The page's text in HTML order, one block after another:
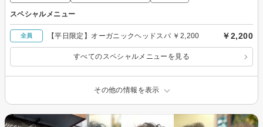
スペシャルメニュー
全員 【平日限定】オーガニックヘッドスパ ￥2,200 ￥2,200
すべてのスペシャルメニューを見る
その他の情報を表示